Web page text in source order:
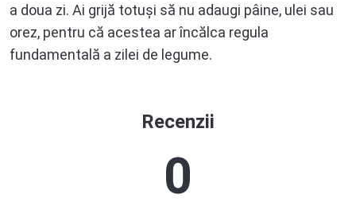
a doua zi. Ai grijă totuși să nu adaugi pâine, ulei sau
orez, pentru că acestea ar încălca regula
fundamentală a zilei de legume.
Recenzii
0